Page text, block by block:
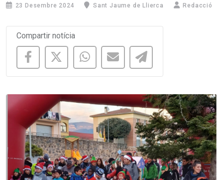
23 Desembre 2024 Sant Jaume de Llierca Redacció
Compartir notícia